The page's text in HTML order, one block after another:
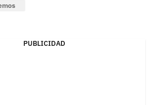
PUBLICIDAD